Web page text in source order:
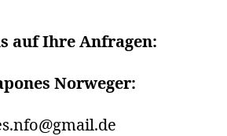
auf Ihre Anfragen:
Norweger: